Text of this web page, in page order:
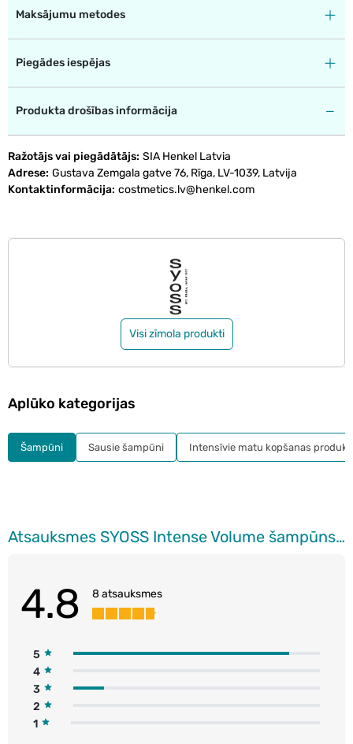
Maksājumu metodes
Piegādes iespējas
Produkta drošības informācija
Ražotājs vai piegādātājs SIA Henkel Latvia
Adrese Gustava Zemgala gatve 76, Rīga, LV-1039, Latvija
Kontaktinformācija costmetics.lv@henkel.com
Visi zīmola produkti
Atsauksmes SYOSS Intense Volume šampūns matiem, 440ml
4.8 8 atsauksmes
5
4
3
2
1
Aplūko kategorijas
Šampūni Sausie šampūni Intensīvie matu kopšanas produkti